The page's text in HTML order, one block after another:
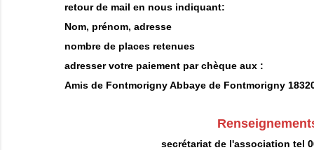
retour de mail en nous indiquant:
Nom, prénom, adresse
nombre de places retenues
adresser votre paiement par chèque aux :
Amis de Fontmorigny Abbaye de Fontmorigny
secrétariat de l'association tel